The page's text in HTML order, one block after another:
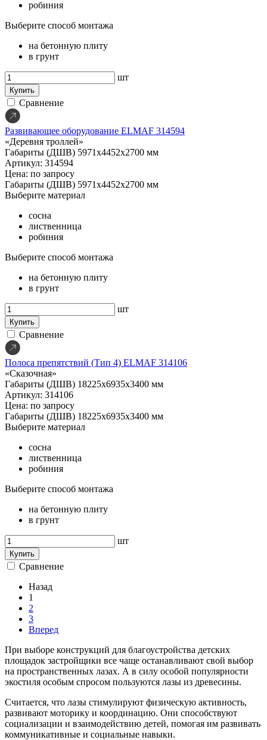
робиния
Выберите способ монтажа
на бетонную плиту
в грунт
шт
Купить
Сравнение
Развивающее оборудование ELMAF 314594
«Деревня троллей»
Габариты (ДШВ) 5971х4452х2700 мм
Артикул: 314594
Цена: по запросу
Габариты (ДШВ) 5971х4452х2700 мм
Выберите материал
сосна
лиственница
робиния
Выберите способ монтажа
на бетонную плиту
в грунт
шт
Купить
Сравнение
Полоса препятствий (Тип 4) ELMAF 314106
«Сказочная»
Габариты (ДШВ) 18225х6935х3400 мм
Артикул: 314106
Цена: по запросу
Габариты (ДШВ) 18225х6935х3400 мм
Выберите материал
сосна
лиственница
робиния
Выберите способ монтажа
на бетонную плиту
в грунт
шт
Купить
Сравнение
Назад
1
2
3
Вперед
При выборе конструкций для благоустройства детских
площадок застройщики все чаще останавливают свой выбор
на пространственных лазах. А в силу особой популярности
экостиля особым спросом пользуются лазы из древесины.
Считается, что лазы стимулируют физическую активность,
развивают моторику и координацию. Они способствуют
социализации и взаимодействию детей, помогая им развивать
коммуникативные и социальные навыки.